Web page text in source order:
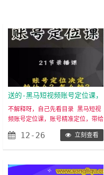
送的-黑马短视频账号定位课，
账号精准定位，带给您最前沿
的定位思路
不解释呀，自己先看目录 黑马短视
频账号定位课，账号精准定位，带给
您最前沿的定位思路 课程内容：1_
第一节+做抖音的本质是什么.mp42
_第二节+优质创作者必须具备的四
逻辑及核心算法解析.mp44_第四
12-26 立刻查看